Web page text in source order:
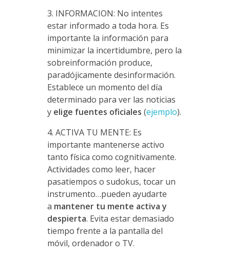
3. INFORMACION: No intentes
estar informado a toda hora. Es
importante la información para
minimizar la incertidumbre, pero la
sobreinformación produce,
paradójicamente desinformación.
Establece un momento del día
determinado para ver las noticias
y elige fuentes oficiales (ejemplo).
4. ACTIVA TU MENTE: Es
importante mantenerse activo
tanto física como cognitivamente.
Actividades como leer, hacer
pasatiempos o sudokus, tocar un
instrumento…pueden ayudarte
a mantener tu mente activa y
despierta. Evita estar demasiado
tiempo frente a la pantalla del
móvil, ordenador o TV.